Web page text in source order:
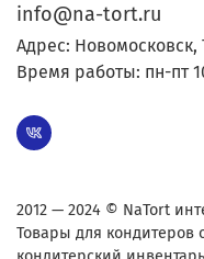
info@na-tort.ru
Адрес: Новомосковск,
Время работы: пн-пт
2012 — 2024 © NaTort
Товары для кондитеров